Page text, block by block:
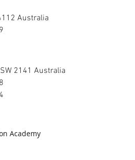
Australia
2141 Australia
Academy